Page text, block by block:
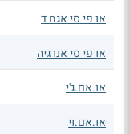
או פי סי אגח ד
או פי סי אנרגיה
או.אם.ג'י
או.אם.וי